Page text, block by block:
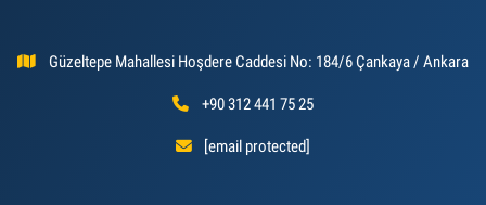
Güzeltepe Mahallesi Hoşdere Caddesi No: 184/6 Çankaya / Ankara
+90 312 441 75 25
[email protected]